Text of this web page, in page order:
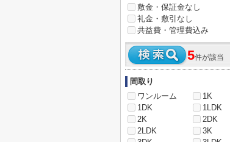
敷金・保証金なし
礼金・敷引なし
共益費・管理費込み
5件が該当
間取り
ワンルーム
1K
1DK
1LDK
2K
2DK
2LDK
3K